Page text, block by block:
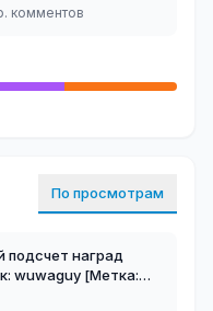
комментов
По просмотрам
наград